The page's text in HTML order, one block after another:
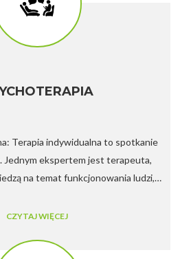
Terapia indywidualna to spotkanie
ekspertem jest terapeuta,
na temat funkcjonowania ludzi,
z tymi problemami poradzić.
CZYTAJ WIĘCEJ